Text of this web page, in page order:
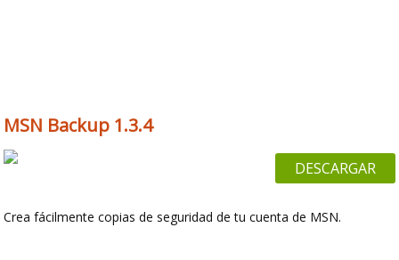
MSN Backup 1.3.4
DESCARGAR
Crea fácilmente copias de seguridad de tu cuenta de MSN.